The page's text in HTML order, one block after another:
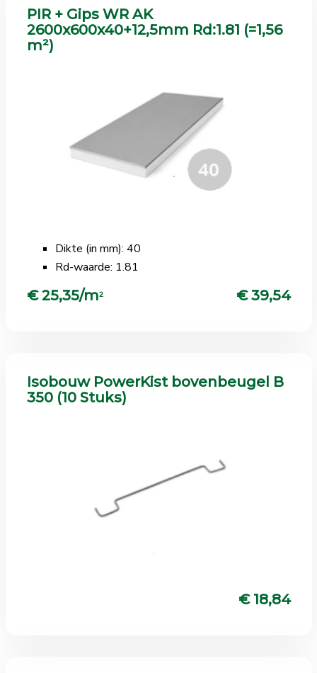
PIR + Gips WR AK
2600x600x40+12,5mm Rd:1.81 (=1,56
m²)
Dikte (in mm): 40
Rd-waarde: 1.81
€ 25,35/m2 € 39,54
Isobouw PowerKist bovenbeugel B
350 (10 Stuks)
€ 18,84